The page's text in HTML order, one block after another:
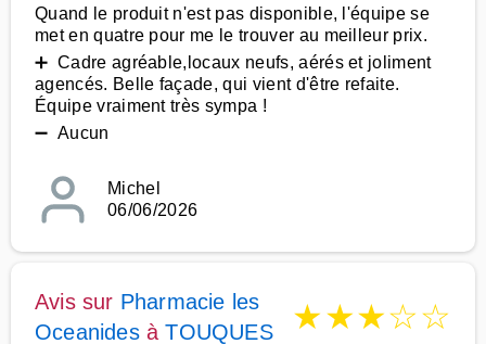
Quand le produit n'est pas disponible, l'équipe se
met en quatre pour me le trouver au meilleur prix.
➕ Cadre agréable,locaux neufs, aérés et joliment
agencés. Belle façade, qui vient d'être refaite.
Équipe vraiment très sympa !
➖ Aucun
Michel
06/06/2026
Avis sur Pharmacie les
OceanidesàTOUQUES ★★★☆☆